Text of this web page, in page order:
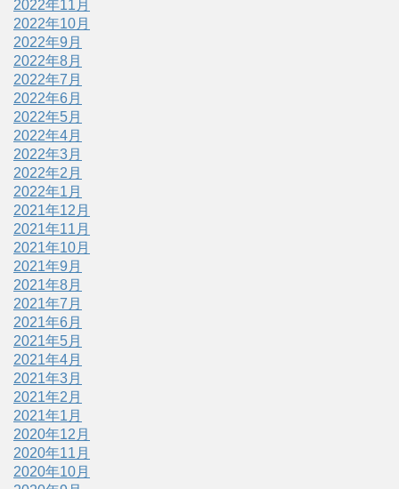
2022年11月
2022年10月
2022年9月
2022年8月
2022年7月
2022年6月
2022年5月
2022年4月
2022年3月
2022年2月
2022年1月
2021年12月
2021年11月
2021年10月
2021年9月
2021年8月
2021年7月
2021年6月
2021年5月
2021年4月
2021年3月
2021年2月
2021年1月
2020年12月
2020年11月
2020年10月